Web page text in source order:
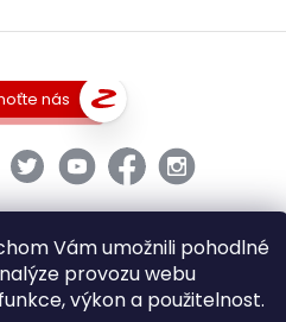
Vám umožnili pohodlné
provozu webu
výkon a použitelnost.
nás
. Všechna práva vyhrazena.
cookies